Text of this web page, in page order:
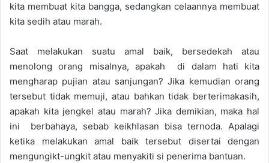
kita membuat kita bangga, sedangkan celaannya membuat
kita sedih atau marah.
Saat melakukan suatu amal baik, bersedekah atau
menolong orang misalnya, apakah di dalam hati kita
mengharap pujian atau sanjungan?Jika kemudian orang
tersebut tidak memuji, atau bahkan tidak berterimakasih,
apakah kita jengkel atau marah? Jika demikian, maka hal
ini berbahaya, sebab keikhlasan bisa ternoda. Apalagi
ketika melakukan amal baik tersebut disertai dengan
mengungikt-ungkit atau menyakiti si penerima bantuan.